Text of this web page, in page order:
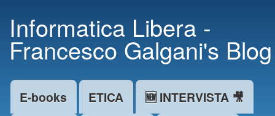
main
content
Informatica Libera -
Francesco Galgani's Blog
Main menu
E-books ETICA
🆕 INTERVISTA 🎥